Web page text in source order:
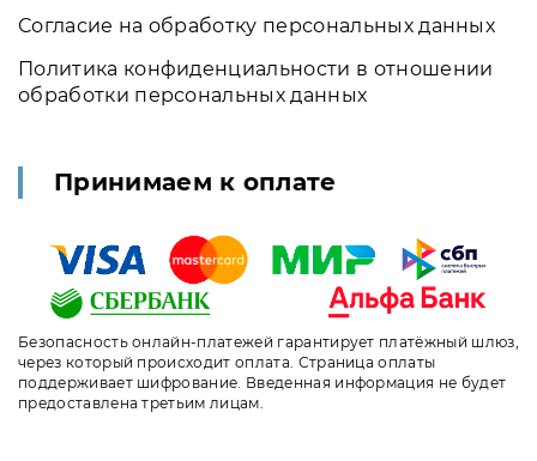
Согласие на обработку персональных данных
Политика конфиденциальности в отношении
обработки персональных данных
Принимаем к оплате
Безопасность онлайн-платежей гарантирует платёжный шлюз,
через который происходит оплата. Страница оплаты
поддерживает шифрование. Введенная информация не будет
предоставлена третьим лицам.